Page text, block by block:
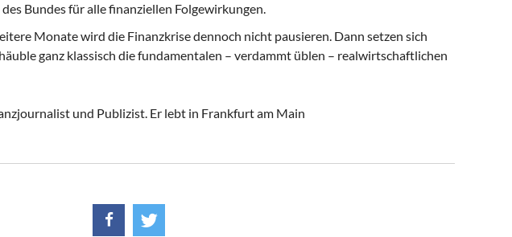
Bundes für alle finanziellen Folgewirkungen.
Monate wird die Finanzkrise dennoch nicht pausieren. Dann setzen sich
ganz klassisch die fundamentalen – verdammt üblen – realwirtschaftlichen
und Publizist. Er lebt in Frankfurt am Main